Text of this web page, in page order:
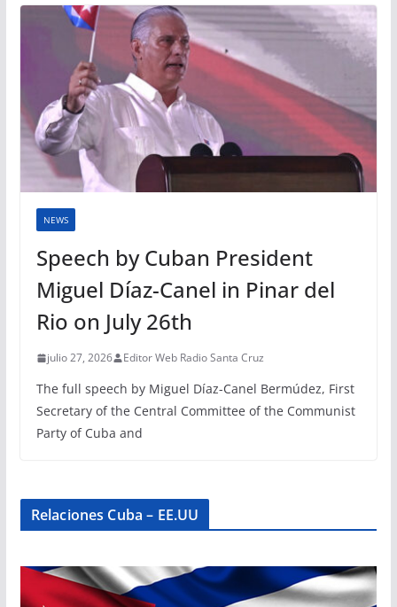
NEWS
Speech by Cuban President
Miguel Díaz-Canel in Pinar del
Rio on July 26th
julio 27, 2026 Editor Web Radio Santa Cruz
The full speech by Miguel Díaz-Canel Bermúdez, First
Secretary of the Central Committee of the Communist
Party of Cuba and
Relaciones Cuba – EE.UU